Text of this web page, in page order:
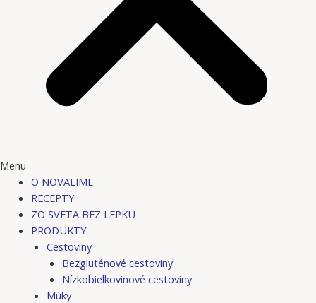
Menu
O NOVALIME
RECEPTY
ZO SVETA BEZ LEPKU
PRODUKTY
Cestoviny
Bezgluténové cestoviny
Nízkobielkovinové cestoviny
Múky